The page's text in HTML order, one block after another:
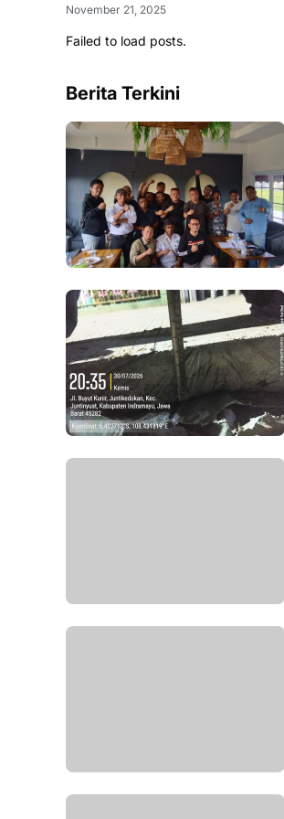
November 21, 2025
Failed to load posts.
Berita Terkini
KRIMINAL